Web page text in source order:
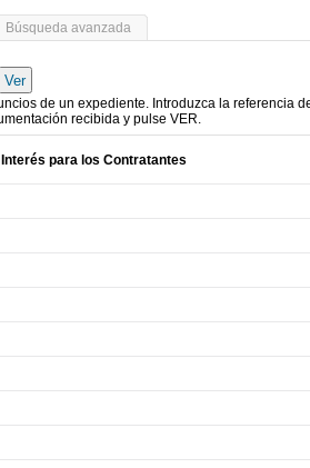
Búsqueda avanzada
Ver
de un expediente. Introduzca la referencia
recibida y pulse VER.
para los Contratantes